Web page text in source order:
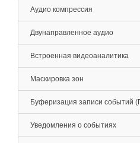
Аудио компрессия
Двунаправленное аудио
Встроенная видеоаналитика
Маскировка зон
Буферизация записи событий
Уведомления о событиях